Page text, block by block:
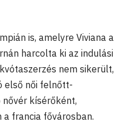
is, amelyre Viviana a
harcolta ki az indulási
nem sikerült,
első női felnőtt-
kísérőként,
francia fővárosban.